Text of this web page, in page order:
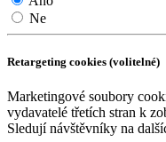
Ne
Retargeting cookies (volitelné)
Marketingové soubory
vydavatelé třetích stran k
Sledují návštěvníky na